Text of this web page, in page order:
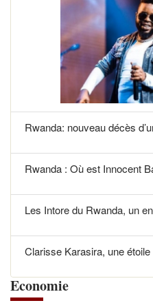
Rwanda: nouveau décès
Rwanda : Où est Innocent
Les Intore du Rwanda, un
Clarisse Karasira, une
Economie